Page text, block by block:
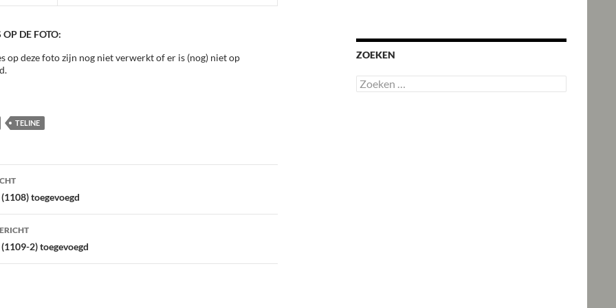
OP DE FOTO:
op deze foto zijn nog niet verwerkt of er is (nog) niet op
TELINE
toegevoegd
2) toegevoegd
ZOEKEN
Zoeken
naar: